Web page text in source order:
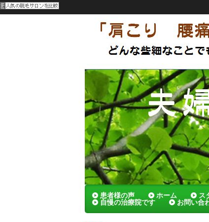
夫婦鍼灸院
メンテナンスによっていつまで
患者様の声 ホーム ス
自慢の治療院です
お問い合